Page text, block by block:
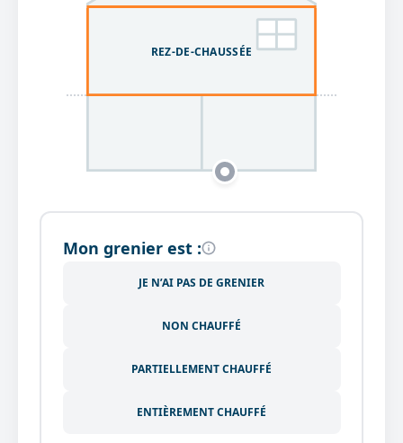
REZ-DE-CHAUSSÉE
Mon grenier est :
JE N’AI PAS DE GRENIER
NON CHAUFFÉ
PARTIELLEMENT CHAUFFÉ
ENTIÈREMENT CHAUFFÉ